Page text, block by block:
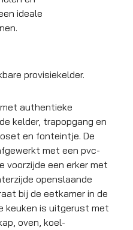
ideale
provisiekelder.
authentieke
kelder, trapopgang en
en fonteintje. De
met een pvc-
voorzijde een erker met
openslaande
bij de eetkamer in de
keuken is uitgerust met
oven, koel-